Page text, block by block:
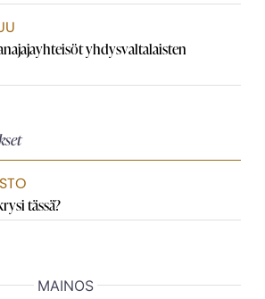
yhdysvaltalaisten
tässä?
MAINOS